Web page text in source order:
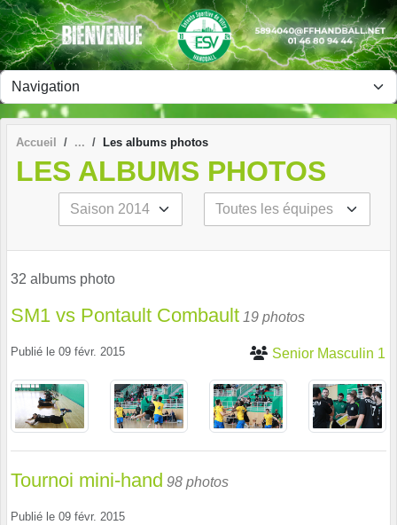
Accueil Les albums photos
LES ALBUMS PHOTOS
32 albums photo
SM1 vs Pontault Combault 19 photos
Senior Masculin 1
Publié le 09 févr. 2015
Tournoi mini-hand 98 photos
Publié le 09 févr. 2015
Panneau de gestion des cookies